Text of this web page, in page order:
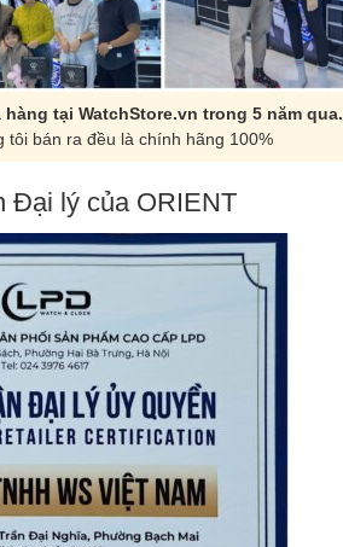
tại WatchStore.vn trong 5 năm qua.
tôi bán ra đều là chính hãng 100%
Đại lý của ORIENT